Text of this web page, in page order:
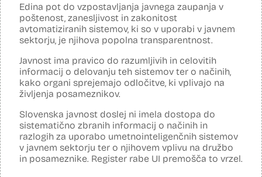
Analiza učinka na osebne podatke opravljena:
Posodobljeno: 3. december 2024
Sistem avtomatizirano zbira, obdeluje, presoja varnostna tveganja ter
evidence potnikov iz sistema rezervacij letalskih vozovnic. Po
avtomatiziranem preverjanju podatkov PNR (Passenger Name
Record) in API (Advanced Passenger Information) v primeru ujemanja
v evidencah policije, SIS in Interpola poda rezultat v obliki "zadetek oz.
ni zadetka" z navedbo sklopa evidenc, v katerih je prišlo do ujemanja,
ter navedbo, ali se ujemanje nanaša na podatke o osebi ali na
podatke o potovalnem dokumentu. V primeru ujemanja poda tudi
podatke, na podlagi katerih je prišlo do ujemanja med preverjenimi
podatki in ocenjevalnimi merili.
Ocenjevalna merila so oblikovana z analitično obdelavo podatkov, pri
čemer se oblikujejo indikatorji tveganja, ki predstavljajo posamezne
Edina pot do vzpostavljanja javnega zaupanja v
poštenost, zanesljivost in zakonitost
avtomatiziranih sistemov, ki so v uporabi v javnem
sektorju, je njihova popolna transparentnost.
Javnost ima pravico do razumljivih in celovitih
informacij o delovanju teh sistemov ter o načinih,
kako organi sprejemajo odločitve, ki vplivajo na
življenja posameznikov.
Slovenska javnost doslej ni imela dostopa do
sistematično zbranih informacij o načinih in
razlogih za uporabo umetnointeligenčnih sistemov
v javnem sektorju ter o njihovem vplivu na družbo
in posameznike. Register rabe UI premošča to vrzel.